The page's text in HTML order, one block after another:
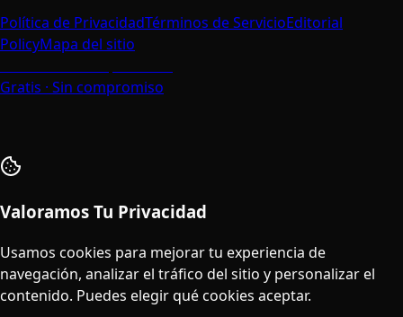
Política de PrivacidadTérminos de ServicioEditorial
PolicyMapa del sitio
Gratis · Sin compromiso
Valoramos Tu Privacidad
Usamos cookies para mejorar tu experiencia de
navegación, analizar el tráfico del sitio y personalizar el
contenido. Puedes elegir qué cookies aceptar.